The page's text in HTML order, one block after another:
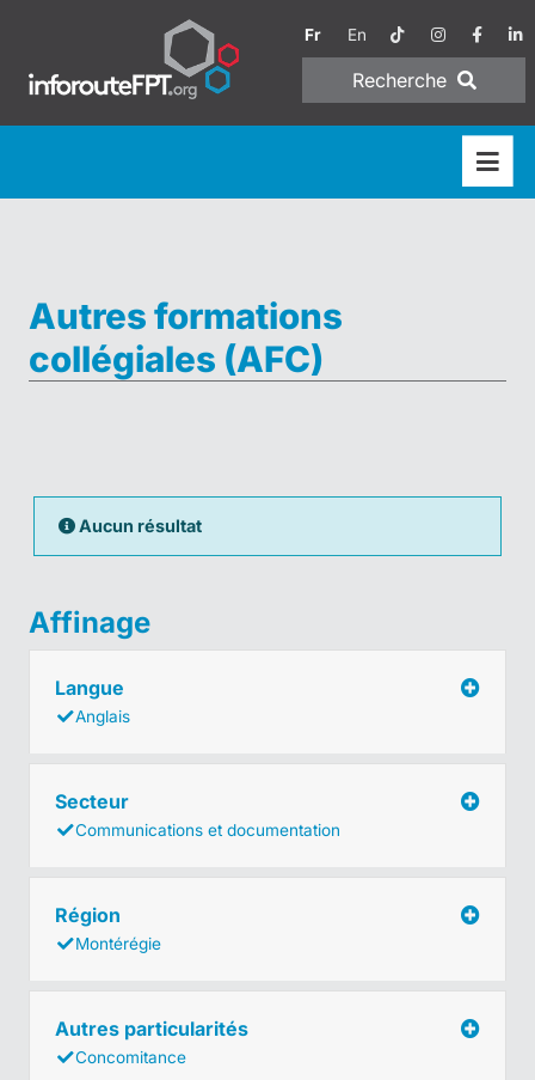
Fr En
Recherche
Autres formations
collégiales (AFC)
Aucun résultat
Affinage
Langue
Anglais
Secteur
Communications et documentation
Région
Montérégie
Autres particularités
Concomitance